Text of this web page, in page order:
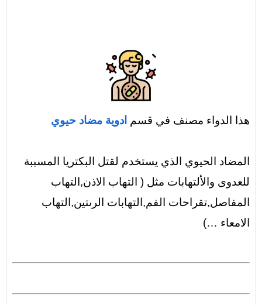
هذا الدواء مصنف في قسم ادوية مضاد حيوي
المضاد الحيوي الذي يستخدم لقتل البكتريا المسببة
للعدوى والألتهابات مثل ( التهاب الاذن,التهاب
المفاصل,تقراحات الفم,التهابات الرىتين,التهاب
الامعاء …)